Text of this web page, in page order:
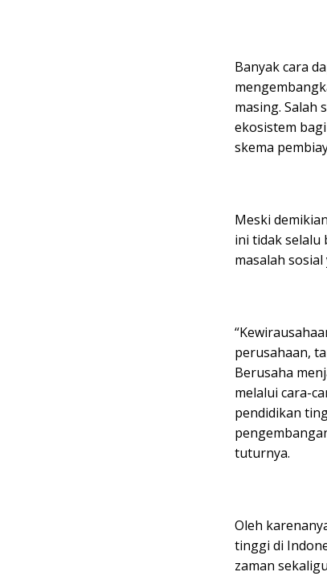
Banyak cara
masing. Salah
ekosistem
skema
Meski
ini tidak selalu
masalah
perusahaan,
Berusaha
melalui cara-
pendidikan
tuturnya.
Oleh
tinggi di
zaman